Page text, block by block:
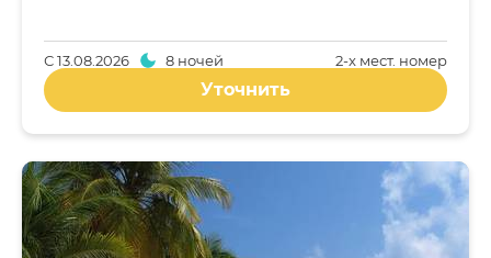
2-x мест. номер
С13.08.2026 8 ночей
Уточнить